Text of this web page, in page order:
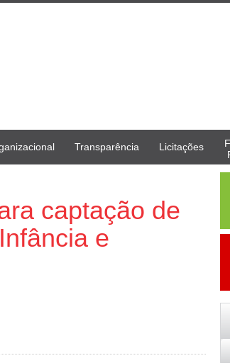
Transparência Licitações
captação de
e